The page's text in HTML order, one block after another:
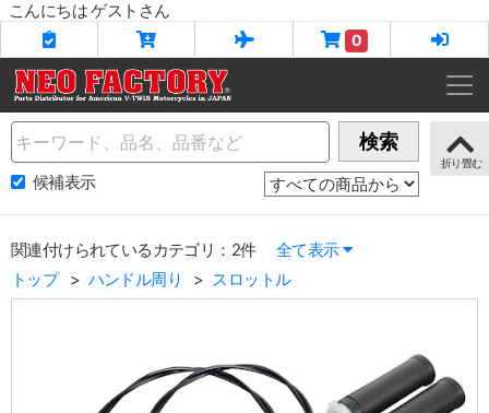
こんにちは ゲストさん
0
Name 検索
候補表示
関連付けられているカテゴリ：2件
全て表示
トップ
ハンドル周り スロットル